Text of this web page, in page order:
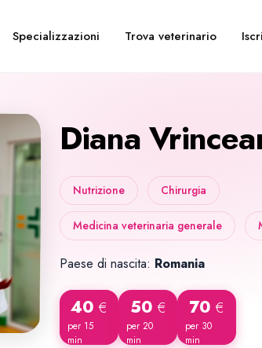
Specializzazioni Trova veterinario
Diana
Nutrizione Chirurgia
Medicina veterinaria generale
Paese di nascita: Romania
40 €
per 15
min
50 €
per 20
min
70 €
per 30
min